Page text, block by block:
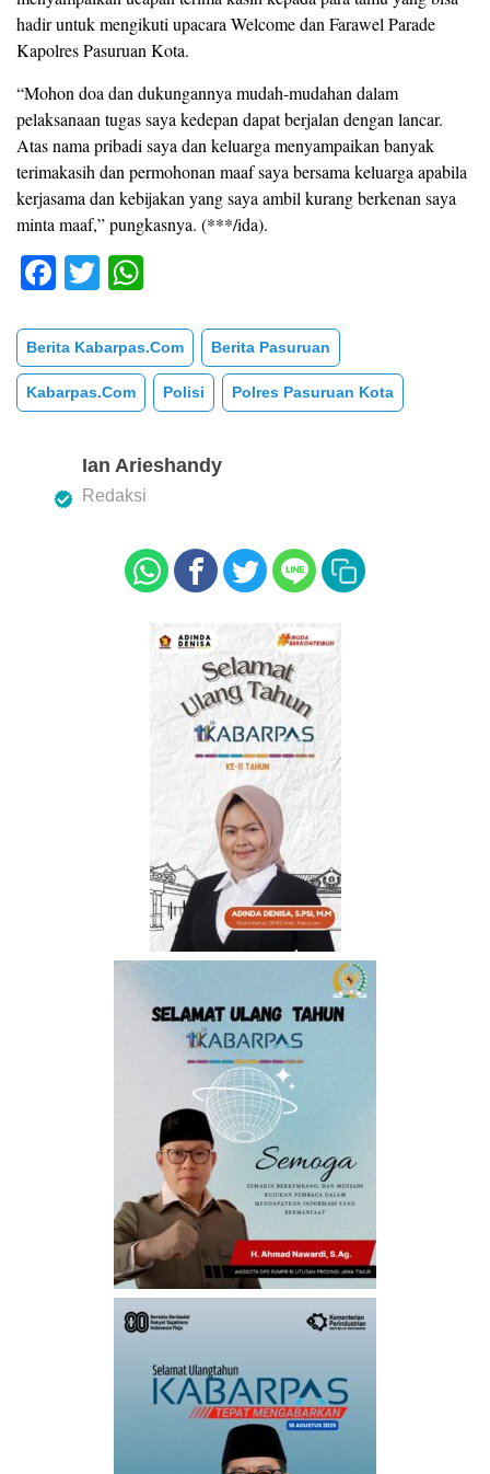
hadir untuk mengikuti upacara Welcome dan Farawel Parade
Kapolres Pasuruan Kota.
“Mohon doa dan dukungannya mudah-mudahan dalam
pelaksanaan tugas saya kedepan dapat berjalan dengan lancar.
Atas nama pribadi saya dan keluarga menyampaikan banyak
terimakasih dan permohonan maaf saya bersama keluarga apabila
kerjasama dan kebijakan yang saya ambil kurang berkenan saya
minta maaf,” pungkasnya. (***/ida).
F
c
e
b
o
k
T
tt
er
at
s
A
p
Berita Kabarpas.com Berita Pasuruan
Kabarpas.com Polisi Polres Pasuruan Kota
Ian Arieshandy
Redaksi